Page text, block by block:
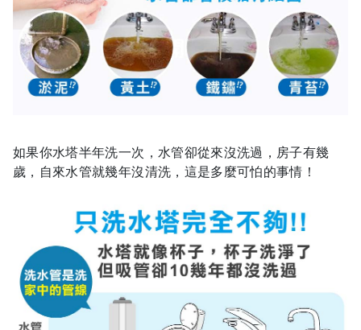
如果你水塔半年洗一次，水管卻從來沒洗過，房子有幾
歲，自來水管就幾年沒清洗，這是多麼可怕的事情！